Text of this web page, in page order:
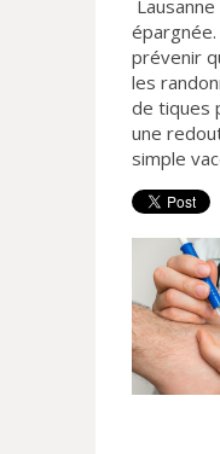
prévenir
les
de tiques
une
simple